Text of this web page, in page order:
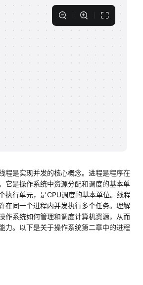
程是实现并发的核心概念。进程是程序在
它是操作系统中资源分配和调度的基本单
执行单元，是CPU调度的基本单位。线程
在同一个进程内并发执行多个任务。理解
作系统如何管理和调度计算机资源，从而
力。以下是关于操作系统第二章中的进程